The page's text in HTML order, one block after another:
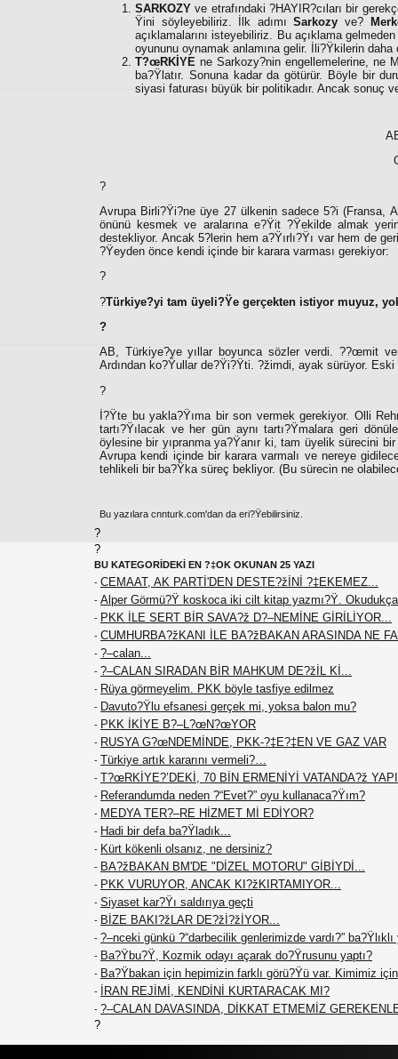
SARKOZY ve etrafındaki ?HAYIR?cıları bir
Ÿini söyleyebiliriz. İlk adımıSarkozy ve?
açıklamalarını isteyebiliriz. Bu açıklama
oyununu oynamak anlamına gelir. İli?Ÿkilerin
T?œRKİYE ne Sarkozy?nin engellemelerine, ne
ba?Ÿlatır. Sonuna kadar da götürür. Böyle bir
siyasi faturası büyük bir politikadır. Ancak sonuç
?
Avrupa Birli?Ÿi?ne üye 27 ülkenin sadece 5?i (Fransa,
önünü kesmek ve aralarına e?Ÿit ?Ÿekilde almak
destekliyor. Ancak 5?lerin hem a?Ÿırlı?Ÿı var hem de
?Ÿeyden önce kendi içinde bir karara varması gerekiyor:
?
?Türkiye?yi tam üyeli?Ÿe gerçekten istiyor muyuz,
?
AB, Türkiye?ye yıllar boyunca sözler verdi. ??œmit
Ardından ko?Ÿullar de?Ÿi?Ÿti. ?žimdi, ayak sürüyor.
?
İ?Ÿte bu yakla?Ÿıma bir son vermek gerekiyor. Olli
tartı?Ÿılacak ve her gün aynı tartı?Ÿmalara geri
öylesine bir yıpranma ya?Ÿanır ki, tam üyelik sürecini
Avrupa kendi içinde bir karara varmalı ve nereye
tehlikeli bir ba?Ÿka süreç bekliyor. (Bu sürecin ne
Bu yazılara cnnturk.com'dan da eri?Ÿebilirsiniz.
?
?
BU KATEGORİDEKİ EN ?‡OK OKUNAN 25 YAZI
- CEMAAT, AK PARTİ'DEN DESTE?žİNİ ?‡EKEMEZ...
- Alper Görmü?Ÿ koskoca iki cilt kitap yazmı?Ÿ.
- PKK İLE SERT BİR SAVA?ž D?–NEMİNE GİRİLİYOR...
- CUMHURBA?žKANI İLE BA?žBAKAN ARASINDA NE
- ?–calan...
- ?–CALAN SIRADAN BİR MAHKUM DE?žİL Kİ...
- Rüya görmeyelim. PKK böyle tasfiye edilmez
- Davuto?Ÿlu efsanesi gerçek mi, yoksa balon mu?
- PKK İKİYE B?–L?œN?œYOR
- RUSYA G?œNDEMİNDE, PKK-?‡E?‡EN VE GAZ VAR
- Türkiye artık kararını vermeli?…
- T?œRKİYE?’DEKİ, 70 BİN ERMENİYİ VATANDA?ž
- Referandumda neden ?“Evet?” oyu kullanaca?Ÿım?
- MEDYA TER?–RE HİZMET Mİ EDİYOR?
- Hadi bir defa ba?Ÿladık...
- Kürt kökenli olsanız, ne dersiniz?
- BA?žBAKAN BM'DE "DİZEL MOTORU" GİBİYDİ...
- PKK VURUYOR, ANCAK KI?žKIRTAMIYOR...
- Siyaset kar?Ÿı saldırıya geçti
- BİZE BAKI?žLAR DE?žİ?žİYOR...
- ?–nceki günkü ?“darbecilik genlerimizde vardı?”
- Ba?Ÿbu?Ÿ, Kozmik odayı açarak do?Ÿrusunu yaptı?
- Ba?Ÿbakan için hepimizin farklı görü?Ÿü var. Kimimiz
- İRAN REJİMİ, KENDİNİ KURTARACAK MI?
- ?–CALAN DAVASINDA, DİKKAT ETMEMİZ
?